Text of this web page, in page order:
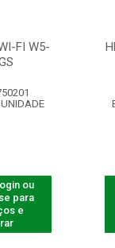
FI W5-
ou
para
e